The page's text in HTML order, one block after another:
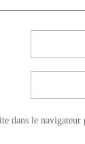
dans le navigateur